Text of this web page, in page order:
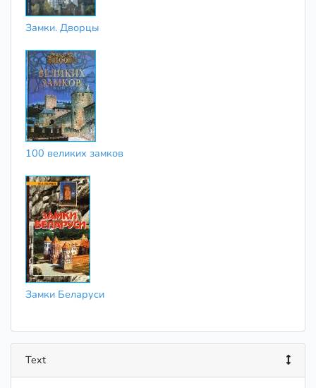
Замки. Дворцы
100 великих замков
Замки Беларуси
Text